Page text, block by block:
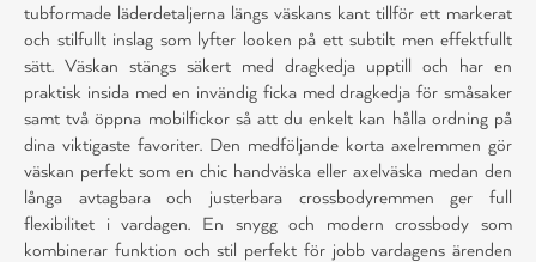
tubformade läderdetaljerna längs väskans kant tillför ett markerat
och stilfullt inslag som lyfter looken på ett subtilt men effektfullt
sätt. Väskan stängs säkert med dragkedja upptill och har en
praktisk insida med en invändig ficka med dragkedja för småsaker
samt två öppna mobilfickor så att du enkelt kan hålla ordning på
dina viktigaste favoriter. Den medföljande korta axelremmen gör
väskan perfekt som en chic handväska eller axelväska medan den
långa avtagbara och justerbara crossbodyremmen ger full
flexibilitet i vardagen. En snygg och modern crossbody som
kombinerar funktion och stil perfekt för jobb vardagens ärenden